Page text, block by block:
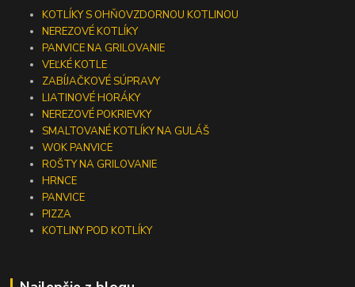
KOTLÍKY S OHŇOVZDORNOU KOTLINOU
NEREZOVÉ KOTLÍKY
PANVICE NA GRILOVANIE
VEĽKÉ KOTLE
ZABÍJAČKOVÉ SÚPRAVY
LIATINOVÉ HORÁKY
NEREZOVÉ POKRIEVKY
SMALTOVANÉ KOTLÍKY NA GULÁŠ
WOK PANVICE
ROŠTY NA GRILOVANIE
HRNCE
PANVICE
PIZZA
KOTLINY POD KOTLÍKY